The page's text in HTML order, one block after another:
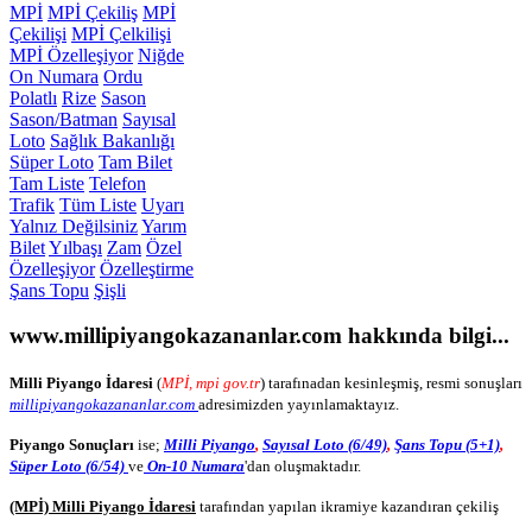
MPİ MPİ Çekiliş MPİ
Çekilişi MPİ Çelkilişi
MPİ Özelleşiyor Niğde
On Numara Ordu
Polatlı Rize Sason
Sason/Batman Sayısal
Loto Sağlık Bakanlığı
Süper Loto Tam Bilet
Tam Liste Telefon
Trafik Tüm Liste Uyarı
Yalnız DeğilsinizYarım
BiletYılbaşı Zam Özel
Özelleşiyor Özelleştirme
Şans Topu Şişli
www.millipiyangokazananlar.com hakkında bilgi...
Milli Piyango İdaresi (MPİ, mpi gov.tr) tarafınadan kesinleşmiş, resmi sonuşları
millipiyangokazananlar.com adresimizden yayınlamaktayız.
Piyango Sonuçları ise; Milli Piyango, Sayısal Loto (6/49), Şans Topu (5+1),
Süper Loto (6/54) ve On-10 Numara'dan oluşmaktadır.
(MPİ) Milli Piyango İdaresi tarafından yapılan ikramiye kazandıran çekiliş